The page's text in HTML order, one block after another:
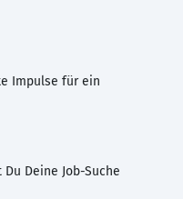
Impulse für ein
Deine Job-Suche